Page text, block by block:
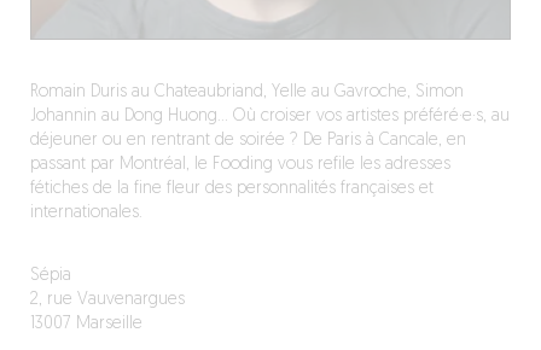
Romain Duris au Chateaubriand, Yelle au Gavroche, Simon
Johannin au Dong Huong… Où croiser vos artistes préféré·e·s, au
déjeuner ou en rentrant de soirée ? De Paris à Cancale, en
passant par Montréal, le Fooding vous refile les adresses
fétiches de la fine fleur des personnalités françaises et
internationales.
Sépia
2, rue Vauvenargues
13007 Marseille